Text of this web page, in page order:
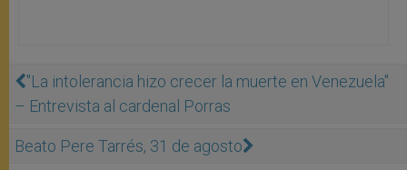
"La intolerancia hizo crecer la muerte en Venezuela"
– Entrevista al cardenal Porras
Beato Pere Tarrés, 31 de agosto